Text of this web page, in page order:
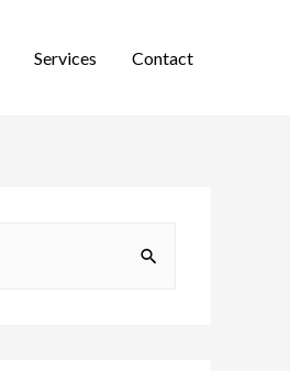
Services Contact